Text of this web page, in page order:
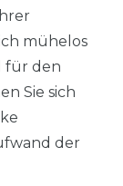
mühelos
für den
Sie sich
der